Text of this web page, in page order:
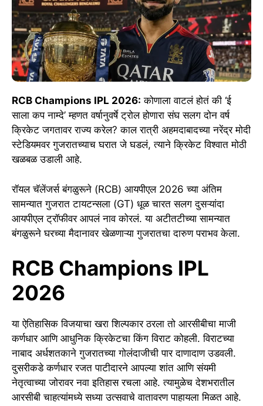
RCB Champions IPL 2026: कोणाला वाटलं होतं की ‘ई
साला कप नाम्दे’ म्हणत वर्षानुवर्षे ट्रोल होणारा संघ सलग दोन वर्ष
क्रिकेट जगतावर राज्य करेल? काल रात्री अहमदाबादच्या नरेंद्र मोदी
स्टेडियमवर गुजरातच्याच घरात जे घडलं, त्याने क्रिकेट विश्वात मोठी
खळबळ उडाली आहे.
रॉयल चॅलेंजर्स बंगळुरूने (RCB) आयपीएल 2026 च्या अंतिम
सामन्यात गुजरात टायटन्सला (GT) धूळ चारत सलग दुसऱ्यांदा
आयपीएल ट्रॉफीवर आपलं नाव कोरलं. या अटीतटीच्या सामन्यात
बंगळुरूने घरच्या मैदानावर खेळणाऱ्या गुजरातचा दारुण पराभव केला.
RCB Champions IPL
2026
या ऐतिहासिक विजयाचा खरा शिल्पकार ठरला तो आरसीबीचा माजी
कर्णधार आणि आधुनिक क्रिकेटचा किंग विराट कोहली. विराटच्या
नाबाद अर्धशतकाने गुजरातच्या गोलंदाजीची पार दाणादाण उडवली.
दुसरीकडे कर्णधार रजत पाटीदारने आपल्या शांत आणि संयमी
नेतृत्वाच्या जोरावर नवा इतिहास रचला आहे. त्यामुळेच देशभरातील
आरसीबी चाहत्यांमध्ये सध्या उत्सवाचे वातावरण पाहायला मिळत आहे.